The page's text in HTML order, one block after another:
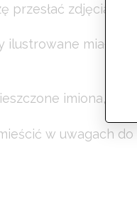
przesłać zdjęcia
miały
imiona,
w uwagach